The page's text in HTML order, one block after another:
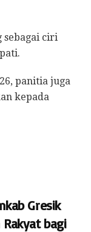
sebagai ciri
panitia juga
kepada
Gresik
bagi